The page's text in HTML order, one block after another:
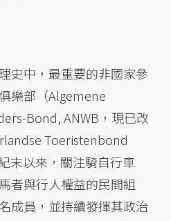
史中，最重要的非國家參
樂部（Algemene
Bond, ANWB，現已改
Toeristenbond
末以來，關注騎自行車
者與行人權益的民間組
成員，並持續發揮其政治